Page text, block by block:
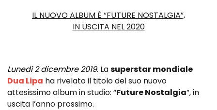
IL NUOVO ALBUM È “FUTURE NOSTALGIA”,
IN USCITA NEL 2020
Lunedì 2 dicembre 2019. Lasuperstar mondiale
Dua Lipa ha rivelato il titolo del suo nuovo
attesissimo album in studio: “Future Nostalgia”, in
uscita l’anno prossimo.